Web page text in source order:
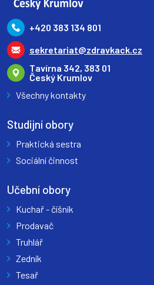
+420 383 134 801
sekretariat@zdravkack.cz
Tavírna 342, 383 01
Český Krumlov
Všechny kontakty
Studijní obory
Praktická sestra
Sociální činnost
Učební obory
Kuchař - číšník
Prodavač
Truhlář
Zedník
Tesař